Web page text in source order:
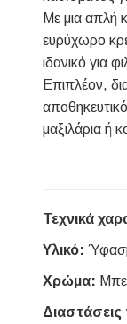
Με μια απλή
ευρύχωρο
ιδανικό για
Επιπλέον,
μαξιλάρια ή
Τεχνικά
Υλικό:
Χρώμα: